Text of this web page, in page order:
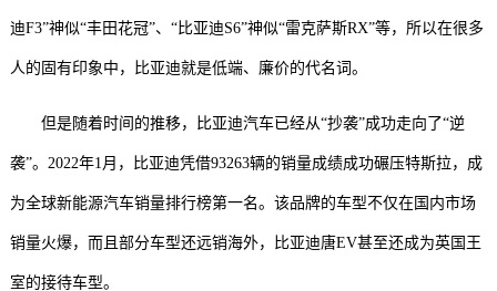
迪F3”神似“丰田花冠”、“比亚迪S6”神似“雷克萨斯RX”等，所以在很多
人的固有印象中，比亚迪就是低端、廉价的代名词。
但是随着时间的推移，比亚迪汽车已经从“抄袭”成功走向了“逆
袭”。2022年1月，比亚迪凭借93263辆的销量成绩成功碾压特斯拉，成
为全球新能源汽车销量排行榜第一名。该品牌的车型不仅在国内市场
销量火爆，而且部分车型还远销海外，比亚迪唐EV甚至还成为英国王
室的接待车型。